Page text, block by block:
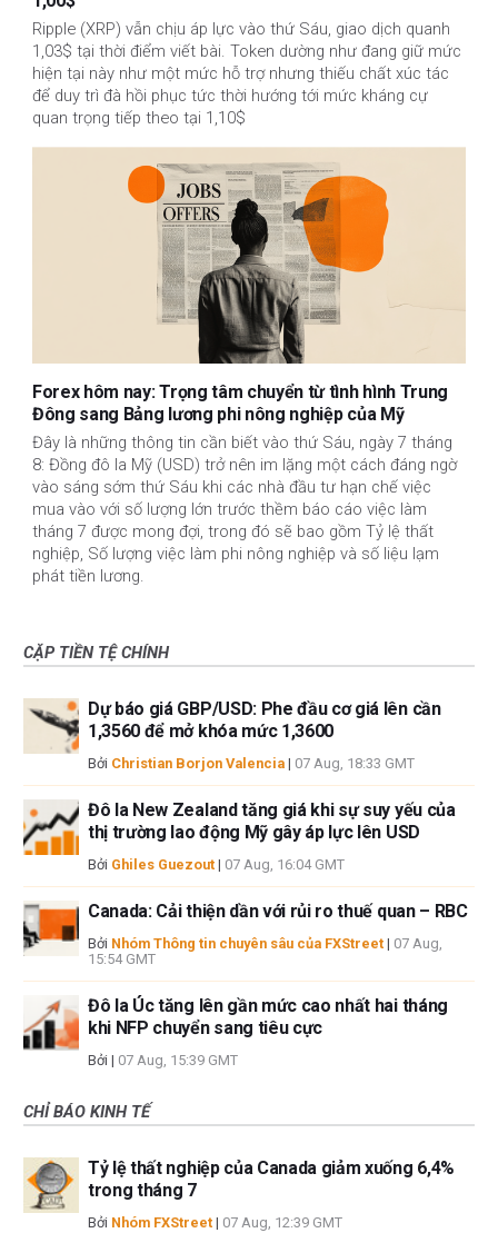
Ripple (XRP) vẫn chịu áp lực vào thứ Sáu, giao dịch quanh
1,03$ tại thời điểm viết bài. Token dường như đang giữ mức
hiện tại này như một mức hỗ trợ nhưng thiếu chất xúc tác
để duy trì đà hồi phục tức thời hướng tới mức kháng cự
quan trọng tiếp theo tại 1,10$
Forex hôm nay: Trọng tâm chuyển từ tình hình Trung
Đông sang Bảng lương phi nông nghiệp của Mỹ
Đây là những thông tin cần biết vào thứ Sáu, ngày 7 tháng
8: Đồng đô la Mỹ (USD) trở nên im lặng một cách đáng ngờ
vào sáng sớm thứ Sáu khi các nhà đầu tư hạn chế việc
mua vào với số lượng lớn trước thềm báo cáo việc làm
tháng 7 được mong đợi, trong đó sẽ bao gồm Tỷ lệ thất
nghiệp, Số lượng việc làm phi nông nghiệp và số liệu lạm
phát tiền lương.
CẶP TIỀN TỆ CHÍNH
Dự báo giá GBP/USD: Phe đầu cơ giá lên cần
1,3560 để mở khóa mức 1,3600
Bởi Christian Borjon Valencia | 07 Aug, 18:33 GMT
Đô la New Zealand tăng giá khi sự suy yếu của
thị trường lao động Mỹ gây áp lực lên USD
Bởi Ghiles Guezout | 07 Aug, 16:04 GMT
Canada: Cải thiện dần với rủi ro thuế quan – RBC
Bởi Nhóm Thông tin chuyên sâu của FXStreet | 07 Aug,
15:54 GMT
Đô la Úc tăng lên gần mức cao nhất hai tháng
khi NFP chuyển sang tiêu cực
Bởi | 07 Aug, 15:39 GMT
CHỈ BÁO KINH TẾ
Tỷ lệ thất nghiệp của Canada giảm xuống 6,4%
trong tháng 7
Bởi Nhóm FXStreet | 07 Aug, 12:39 GMT